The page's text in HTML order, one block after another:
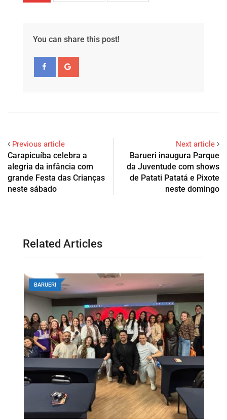
You can share this post!
Previous article
Carapicuíba celebra a
alegria da infância com
grande Festa das Crianças
neste sábado
Next article
Barueri inaugura Parque
da Juventude com shows
de Patati Patatá e Pixote
neste domingo
Related Articles
BARUERI